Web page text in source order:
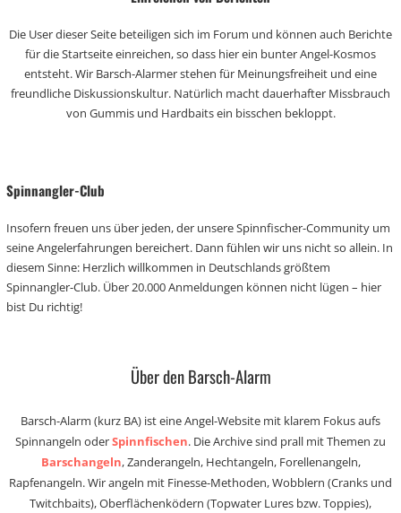
Die User dieser Seite beteiligen sich im Forum und können auch Berichte
für die Startseite einreichen, so dass hier ein bunter Angel-Kosmos
entsteht. Wir Barsch-Alarmer stehen für Meinungsfreiheit und eine
freundliche Diskussionskultur. Natürlich macht dauerhafter Missbrauch
von Gummis und Hardbaits ein bisschen bekloppt.
Spinnangler-Club
Insofern freuen uns über jeden, der unsere Spinnfischer-Community um
seine Angelerfahrungen bereichert. Dann fühlen wir uns nicht so allein. In
diesem Sinne: Herzlich willkommen in Deutschlands größtem
Spinnangler-Club. Über 20.000 Anmeldungen können nicht lügen – hier
bist Du richtig!
Über den Barsch-Alarm
Barsch-Alarm (kurz BA) ist eine Angel-Website mit klarem Fokus aufs
Spinnangeln oderSpinnfischen. Die Archive sind prall mit Themen zu
Barschangeln, Zanderangeln, Hechtangeln, Forellenangeln,
Rapfenangeln. Wir angeln mit Finesse-Methoden, Wobblern (Cranks und
Twitchbaits), Oberflächenködern (Topwater Lures bzw. Toppies),